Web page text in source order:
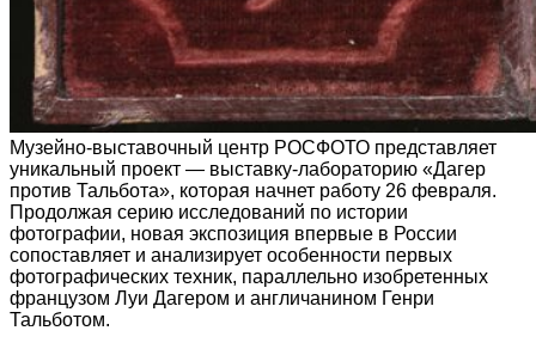
Музейно-выставочный центр РОСФОТО представляет
уникальный проект — выставку-лабораторию «Дагер
против Тальбота», которая начнет работу 26 февраля.
Продолжая серию исследований по истории
фотографии, новая экспозиция впервые в России
сопоставляет и анализирует особенности первых
фотографических техник, параллельно изобретенных
французом Луи Дагером и англичанином Генри
Тальботом.